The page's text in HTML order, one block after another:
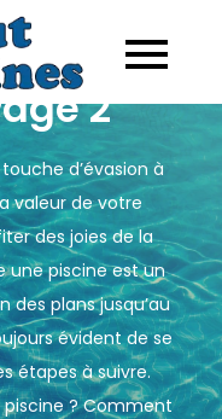
Atout
La piscine
ses états : du
kit piscine à
la piscine
naturelle
de
2
d’évasion à
valeur de votre
des joies de la
une piscine est un
des plans jusqu’au
évident de se
étapes à suivre.
? Comment